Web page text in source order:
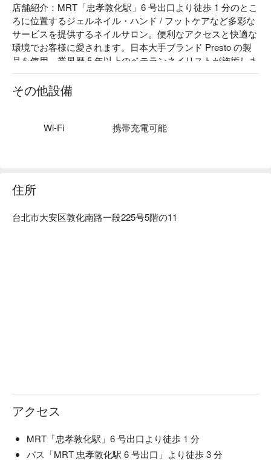
店舗紹介：MRT「忠孝敦化駅」6 号出口より徒歩 1 分のとこ
ろに位置するジェルネイル・ハンド / フットケアなど多彩な
サービスを提供するネイルサロン。便利なアクセスと快適な
環境でお客様に愛されます。日本大手ブランド Presto の製
品を使用。業界歴 5 年以上のベテランネイリストが施術しま
す。FunNow ユーザーの口コミが良くて安心してご利用くだ
さい。
その他設備
Wi-Fi 携帯充電可能
住所
台北市大安区敦化南路一段225号5階の11
アクセス
MRT「忠孝敦化駅」6 号出口より徒歩 1 分
バス「MRT 忠孝敦化駅 6 号出口」より徒歩 3 分